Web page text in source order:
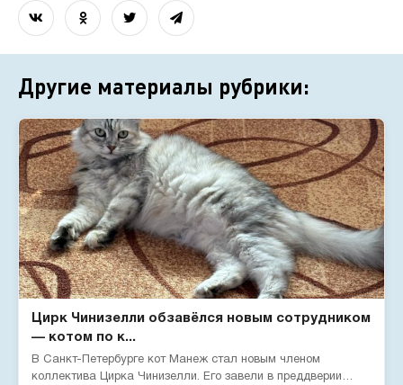
Другие материалы рубрики:
Цирк Чинизелли обзавёлся новым сотрудником
— котом по к...
В Санкт-Петербурге кот Манеж стал новым членом
коллектива Цирка Чинизелли. Его завели в преддверии